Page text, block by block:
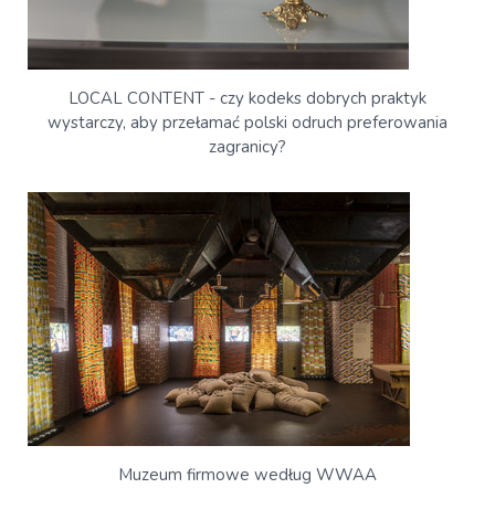
LOCAL CONTENT - czy kodeks dobrych praktyk
wystarczy, aby przełamać polski odruch preferowania
zagranicy?
Muzeum firmowe według WWAA